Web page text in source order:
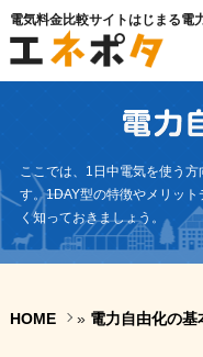
電気料金比較サイトはじまる電
ここでは、1日中電気を使う
す。1DAY型の特徴やメリッ
く知っておきましょう。
HOME » 電力自由化の基